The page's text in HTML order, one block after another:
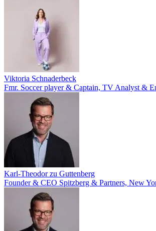
Viktoria Schnaderbeck
Fmr. Soccer player & Captain, TV Analyst &
Karl-Theodor zu Guttenberg
Founder & CEO Spitzberg & Partners, New